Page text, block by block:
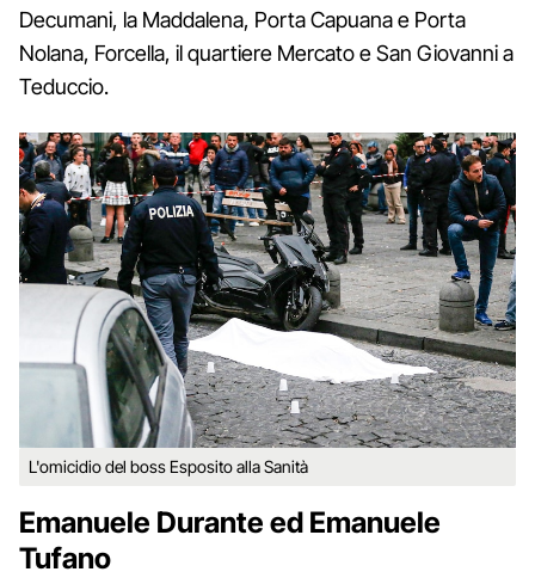
Decumani, la Maddalena, Porta Capuana e Porta
Nolana, Forcella, il quartiere Mercato e San Giovanni a
Teduccio.
L'omicidio del boss Esposito alla Sanità
Emanuele Durante ed Emanuele
Tufano